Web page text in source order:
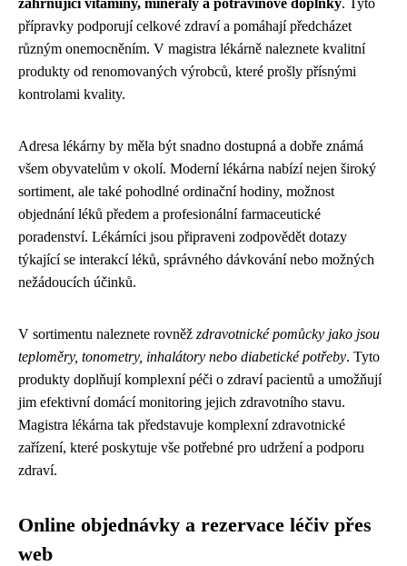
přípravky podporují celkové zdraví a pomáhají předcházet
různým onemocněním. V magistra lékárně naleznete kvalitní
produkty od renomovaných výrobců, které prošly přísnými
kontrolami kvality.
Adresa lékárny by měla být snadno dostupná a dobře známá
všem obyvatelům v okolí. Moderní lékárna nabízí nejen široký
sortiment, ale také pohodlné ordinační hodiny, možnost
objednání léků předem a profesionální farmaceutické
poradenství. Lékárníci jsou připraveni zodpovědět dotazy
týkající se interakcí léků, správného dávkování nebo možných
nežádoucích účinků.
V sortimentu naleznete rovněž zdravotnické pomůcky jako jsou
teploměry, tonometry, inhalátory nebo diabetické potřeby. Tyto
produkty doplňují komplexní péči o zdraví pacientů a umožňují
jim efektivní domácí monitoring jejich zdravotního stavu.
Magistra lékárna tak představuje komplexní zdravotnické
zařízení, které poskytuje vše potřebné pro udržení a podporu
zdraví.
Online objednávky a rezervace léčiv přes
web